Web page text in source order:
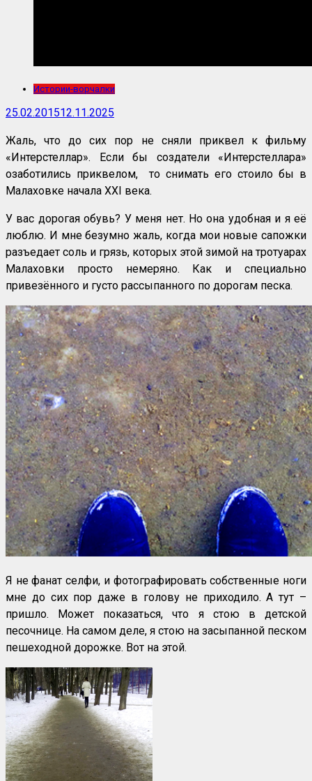
Истории-ворчалки
25.02.201512.11.2025
Жаль, что до сих пор не сняли приквел к фильму
«Интерстеллар». Если бы создатели «Интерстеллара»
озаботились приквелом, то снимать его стоило бы в
Малаховке начала XXI века.
У вас дорогая обувь? У меня нет. Но она удобная и я её
люблю. И мне безумно жаль, когда мои новые сапожки
разъедает соль и грязь, которых этой зимой на тротуарах
Малаховки просто немеряно. Как и специально
привезённого и густо рассыпанного по дорогам песка.
Я не фанат селфи, и фотографировать собственные ноги
мне до сих пор даже в голову не приходило. А тут –
пришло. Может показаться, что я стою в детской
песочнице. На самом деле, я стою на засыпанной песком
пешеходной дорожке. Вот на этой.